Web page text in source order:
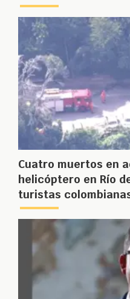
Cuatro muertos en
helicóptero en Río
turistas